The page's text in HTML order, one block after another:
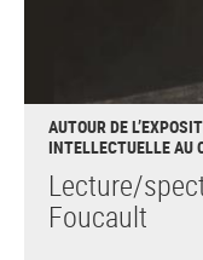
AUTOUR DE
INTELLECTUELLE AU
Lecture/
Foucault